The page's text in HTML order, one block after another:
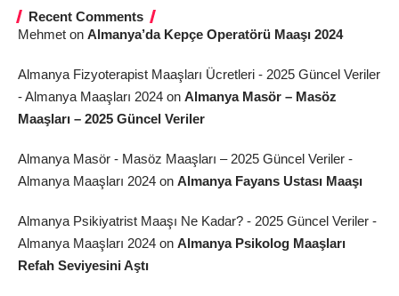
Recent Comments
Mehmet on Almanya’da Kepçe Operatörü Maaşı 2024
Almanya Fizyoterapist Maaşları Ücretleri - 2025 Güncel Veriler
- Almanya Maaşları 2024 on Almanya Masör – Masöz
Maaşları – 2025 Güncel Veriler
Almanya Masör - Masöz Maaşları – 2025 Güncel Veriler -
Almanya Maaşları 2024 on Almanya Fayans Ustası Maaşı
Almanya Psikiyatrist Maaşı Ne Kadar? - 2025 Güncel Veriler -
Almanya Maaşları 2024 on Almanya Psikolog Maaşları
Refah Seviyesini Aştı